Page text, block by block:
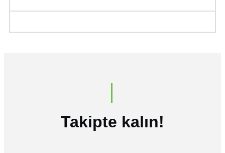
Takipte kalın!